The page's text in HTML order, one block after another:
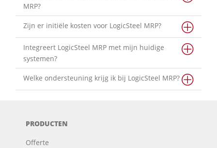
MRP?
Zijn er initiële kosten voor LogicSteel MRP?
Integreert LogicSteel MRP met mijn huidige
systemen?
Welke ondersteuning krijg ik bij LogicSteel MRP?
PRODUCTEN
Offerte